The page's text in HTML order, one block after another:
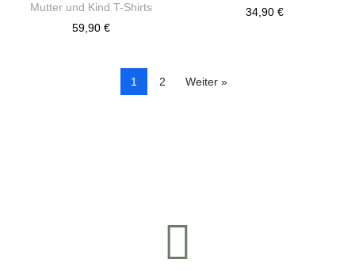
Mutter und Kind T-Shirts
59,90 €
34,90 €
1 2 Weiter »